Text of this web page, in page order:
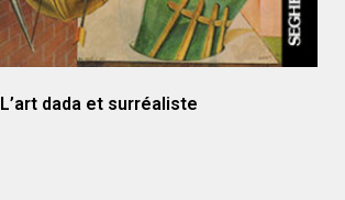
L’art dada et surréaliste